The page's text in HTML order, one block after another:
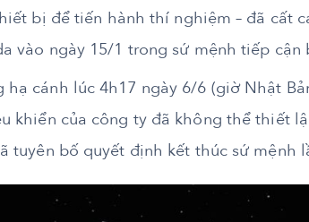
bị để tiến hành thí nghiệm – đã cất
vào ngày 15/1 trong sứ mệnh tiếp cận
hạ cánh lúc 4h17 ngày 6/6 (giờ Nhật
khiển của công ty đã không thể thiết
tuyên bố quyết định kết thúc sứ mệnh